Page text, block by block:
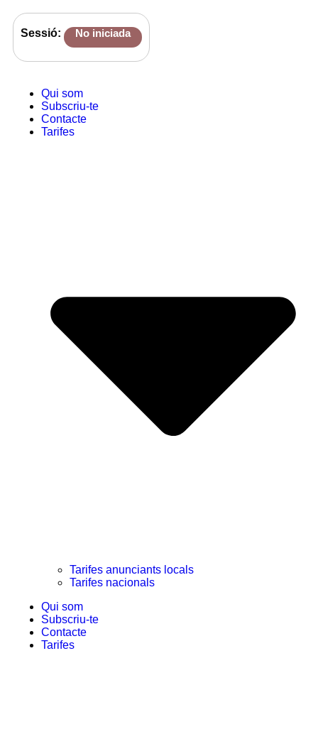
Sessió: No iniciada
Qui som
Subscriu-te
Contacte
Tarifes
Tarifes anunciants locals
Tarifes nacionals
Qui som
Subscriu-te
Contacte
Tarifes